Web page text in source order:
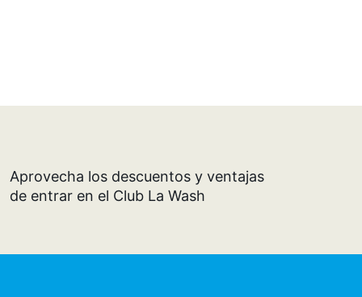
Aprovecha los descuentos y ventajas
de entrar en el Club La Wash